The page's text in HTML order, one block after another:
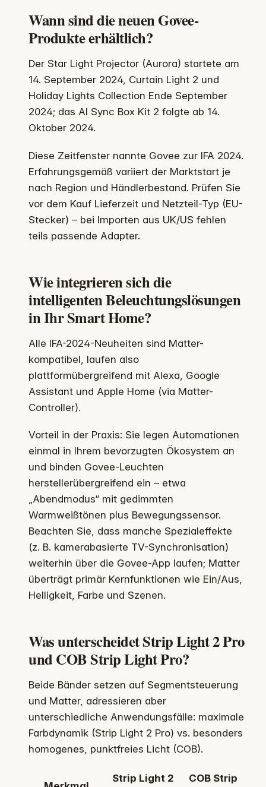
Wann sind die neuen Govee-
Produkte erhältlich?
Der Star Light Projector (Aurora) startete am
14. September 2024, Curtain Light 2 und
Holiday Lights Collection Ende September
2024; das AI Sync Box Kit 2 folgte ab 14.
Oktober 2024.
Diese Zeitfenster nannte Govee zur IFA 2024.
Erfahrungsgemäß variiert der Marktstart je
nach Region und Händlerbestand. Prüfen Sie
vor dem Kauf Lieferzeit und Netzteil-Typ (EU-
Stecker) – bei Importen aus UK/US fehlen
teils passende Adapter.
Wie integrieren sich die
intelligenten Beleuchtungslösungen
in Ihr Smart Home?
Alle IFA-2024-Neuheiten sind Matter-
kompatibel, laufen also
plattformübergreifend mit Alexa, Google
Assistant und Apple Home (via Matter-
Controller).
Vorteil in der Praxis: Sie legen Automationen
einmal in Ihrem bevorzugten Ökosystem an
und binden Govee-Leuchten
herstellerübergreifend ein – etwa
„Abendmodus“ mit gedimmten
Warmweißtönen plus Bewegungssensor.
Beachten Sie, dass manche Spezialeffekte
(z. B. kamerabasierte TV-Synchronisation)
weiterhin über die Govee-App laufen; Matter
überträgt primär Kernfunktionen wie Ein/Aus,
Helligkeit, Farbe und Szenen.
Was unterscheidet Strip Light 2 Pro
und COB Strip Light Pro?
Beide Bänder setzen auf Segmentsteuerung
und Matter, adressieren aber
unterschiedliche Anwendungsfälle: maximale
Farbdynamik (Strip Light 2 Pro) vs. besonders
homogenes, punktfreies Licht (COB).
Strip Light 2
COB Strip